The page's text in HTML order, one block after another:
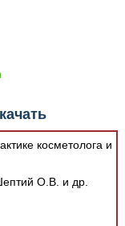
косметолога и
О.В. и др.